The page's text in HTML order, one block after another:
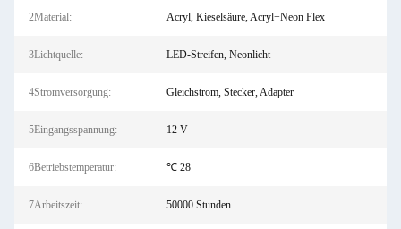
2Material: Acryl, Kieselsäure, Acryl+Neon Flex
3Lichtquelle: LED-Streifen, Neonlicht
4Stromversorgung: Gleichstrom, Stecker, Adapter
5Eingangsspannung: 12 V
6Betriebstemperatur: ℃ 28
7Arbeitszeit: 50000 Stunden